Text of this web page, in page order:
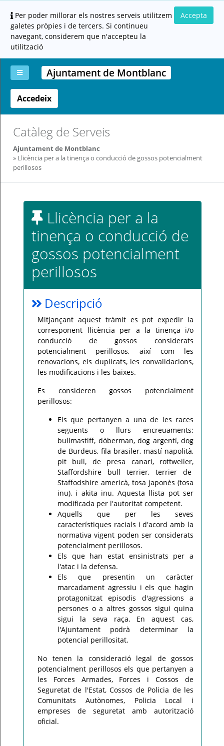
Per poder millorar els nostres serveis utilitzem
galetes pròpies i de tercers. Si continueu
navegant, considerem que n'accepteu la
utilització
Accepta
La
meva
carpeta
Aportar
documentació
Carpeta
ciutadana
(altres
administracions)
Altres
Ajuda
incidència,
Ajuntament de Montblanc
Accedeix
Catàleg de Serveis
Ajuntament de Montblanc
Llicència per a la tinença o conducció de gossos potencialment
perillosos
Llicència per a la
tinença o conducció de
gossos potencialment
perillosos
Descripció
Mitjançant aquest tràmit es pot expedir la
corresponent llicència per a la tinença i/o
conducció de gossos considerats
potencialment perillosos, així com les
renovacions, els duplicats, les convalidacions,
les modificacions i les baixes.
Es consideren gossos potencialment
perillosos:
Els que pertanyen a una de les races
següents o llurs encreuaments:
bullmastiff, dòberman, dog argentí, dog
de Burdeus, fila brasiler, mastí napolità,
pit bull, de presa canari, rottweiler,
Staffordshire bull terrier, terrier de
Staffodshire americà, tosa japonès (tosa
inu), i akita inu. Aquesta llista pot ser
modificada per l'autoritat competent.
Aquells que per les seves
característiques racials i d'acord amb la
normativa vigent poden ser considerats
potencialment perillosos.
Els que han estat ensinistrats per a
l'atac i la defensa.
Els que presentin un caràcter
marcadament agressiu i els que hagin
protagonitzat episodis d'agressions a
persones o a altres gossos sigui quina
sigui la seva raça. En aquest cas,
l'Ajuntament podrà determinar la
potencial perillositat.
No tenen la consideració legal de gossos
potencialment perillosos els que pertanyen a
les Forces Armades, Forces i Cossos de
Seguretat de l'Estat, Cossos de Policia de les
Comunitats Autònomes, Policia Local i
empreses de seguretat amb autorització
oficial.